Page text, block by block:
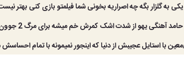
به گلزار بگه چه اصراریه بخونی شما فیلمتو بازی کنی بهتر
آهنگی یهو از شدت اشک کمرش خم میشه برای مرگ 2 جوون عزیزش
با استایل عجیبش از دنیا که اینجور نمیمونه با تمام